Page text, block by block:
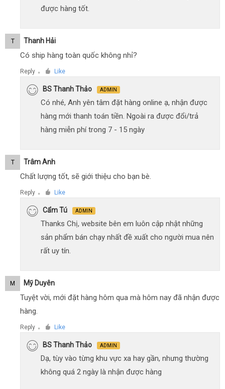
được hàng tốt.
T Thanh Hải
Có ship hàng toàn quốc không nhỉ?
Reply ● Like
BS Thanh Thảo ADMIN
Có nhé, Anh yên tâm đặt hàng online ạ, nhận được
hàng mới thanh toán tiền. Ngoài ra được đổi/trả
hàng miễn phí trong 7 - 15 ngày
T Trâm Anh
Chất lượng tốt, sẽ giới thiệu cho bạn bè.
Reply ● Like
Cẩm Tú ADMIN
Thanks Chị, website bên em luôn cập nhật những
sản phẩm bán chạy nhất đề xuất cho người mua nên
rất uy tín.
M Mỹ Duyên
Tuyệt vời, mới đặt hàng hôm qua mà hôm nay đã nhận được
hàng.
Reply ● Like
BS Thanh Thảo ADMIN
Dạ, tùy vào từng khu vực xa hay gần, nhưng thường
không quá 2 ngày là nhận được hàng